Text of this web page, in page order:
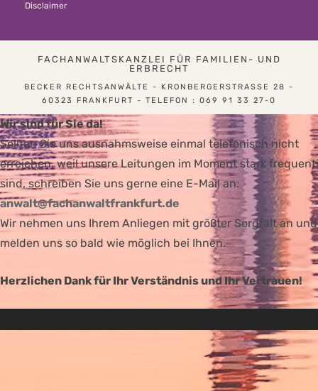
Disclaimer
FACHANWALTSKANZLEI FÜR FAMILIEN- UND
ERBRECHT
BECKER RECHTSANWÄLTE - KRONBERGERSTRASSE 28 - 6
0323 FRANKFURT - TELEFON : 069 91 33 27-0
Wir sind für Sie da!
Sollten Sie uns ausnahmsweise einmal telefonisch nicht
erreichen, weil unsere Leitungen im Moment stark
sind, schreiben Sie uns gerne eine E-Mail an:
anwalt@fachanwaltfrankfurt.de
Wir nehmen uns Ihrem Anliegen mit größter Sorgfalt an und
melden uns so bald wie möglich bei Ihnen.
Herzlichen Dank für Ihr Verständnis und Ihr Vertrauen!